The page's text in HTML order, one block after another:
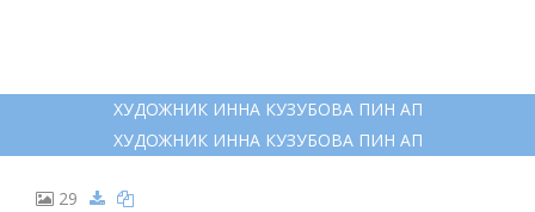
ХУДОЖНИК ИННА КУЗУБОВА ПИН АП
ХУДОЖНИК ИННА КУЗУБОВА ПИН АП
29